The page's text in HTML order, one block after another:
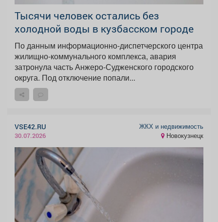
Тысячи человек остались без
холодной воды в кузбасском городе
По данным информационно-диспетчерского центра
жилищно-коммунального комплекса, авария
затронула часть Анжеро-Судженского городского
округа. Под отключение попали...
VSE42.RU
30.07.2026
ЖКХ и недвижимость
Новокузнецк